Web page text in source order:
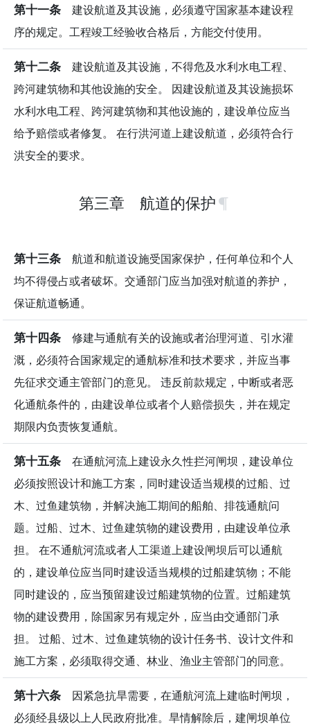
第十一条 建设航道及其设施，必须遵守国家基本建设程
序的规定。工程竣工经验收合格后，方能交付使用。
第十二条 建设航道及其设施，不得危及水利水电工程、
跨河建筑物和其他设施的安全。 因建设航道及其设施损坏
水利水电工程、跨河建筑物和其他设施的，建设单位应当
给予赔偿或者修复。 在行洪河道上建设航道，必须符合行
洪安全的要求。
第三章 航道的保护
第十三条 航道和航道设施受国家保护，任何单位和个人
均不得侵占或者破坏。交通部门应当加强对航道的养护，
保证航道畅通。
第十四条 修建与通航有关的设施或者治理河道、引水灌
溉，必须符合国家规定的通航标准和技术要求，并应当事
先征求交通主管部门的意见。 违反前款规定，中断或者恶
化通航条件的，由建设单位或者个人赔偿损失，并在规定
期限内负责恢复通航。
第十五条 在通航河流上建设永久性拦河闸坝，建设单位
必须按照设计和施工方案，同时建设适当规模的过船、过
木、过鱼建筑物，并解决施工期间的船舶、排筏通航问
题。过船、过木、过鱼建筑物的建设费用，由建设单位承
担。 在不通航河流或者人工渠道上建设闸坝后可以通航
的，建设单位应当同时建设适当规模的过船建筑物；不能
同时建设的，应当预留建设过船建筑物的位置。过船建筑
物的建设费用，除国家另有规定外，应当由交通部门承
担。 过船、过木、过鱼建筑物的设计任务书、设计文件和
施工方案，必须取得交通、林业、渔业主管部门的同意。
第十六条 因紧急抗旱需要，在通航河流上建临时闸坝，
必须经县级以上人民政府批准。旱情解除后，建闸坝单位